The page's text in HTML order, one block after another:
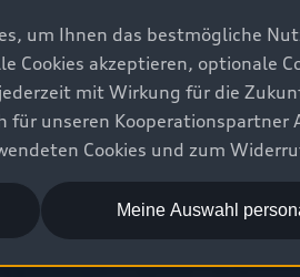
um Ihnen das bestmögliche
Cookies akzeptieren, optionale
mit Wirkung für die
für unseren
Cookies und zum
Meine Auswahl